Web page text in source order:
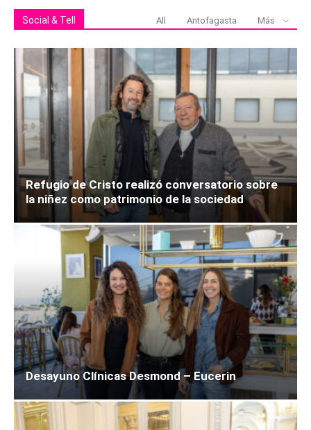
Social & Tell All Antofagasta Más
Refugio de Cristo realizó conversatorio sobre
la niñez como patrimonio de la sociedad
Desayuno Clínicas Desmond – Eucerin